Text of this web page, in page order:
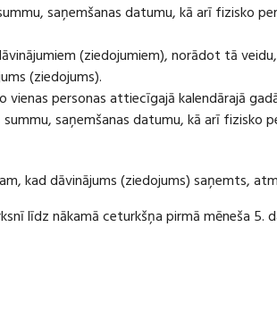
saņemšanas datumu, kā arī fizisko
(ziedojumiem), norādot tā
(ziedojums).
personas attiecīgajā kalendārajā
saņemšanas datumu, kā arī fizisko
kad dāvinājums (ziedojums) saņemts,
līdz nākamā ceturkšņa pirmā mēneša 5.